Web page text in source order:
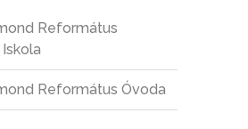
Református
Református Óvoda